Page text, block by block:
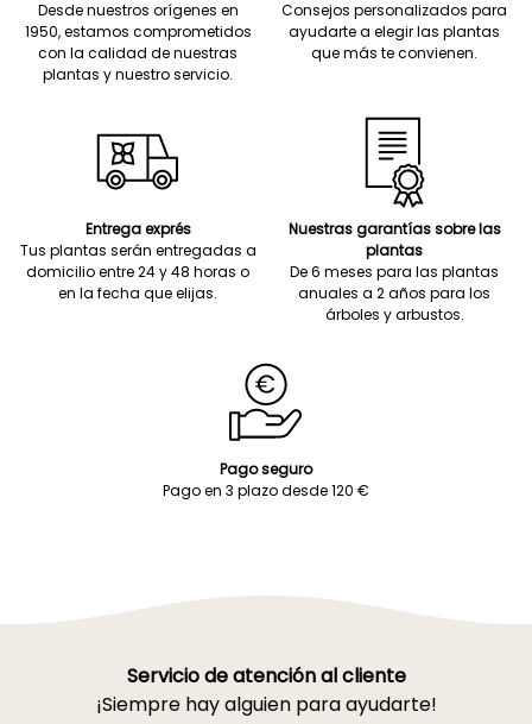
Desde nuestros orígenes en
1950, estamos comprometidos
con la calidad de nuestras
plantas y nuestro servicio.
Consejos personalizados para
ayudarte a elegir las plantas
que más te convienen.
Entrega exprés
Tus plantas serán entregadas a
domicilio entre 24 y 48 horas o
en la fecha que elijas.
Nuestras garantías sobre las
plantas
De 6 meses para las plantas
anuales a 2 años para los
árboles y arbustos.
Pago seguro
Pago en 3 plazo desde 120 €
Servicio de atención al cliente
¡Siempre hay alguien para ayudarte!